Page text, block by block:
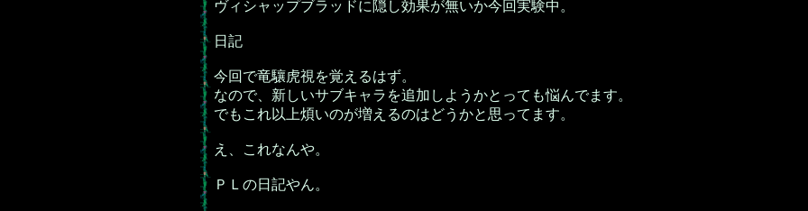
ヴィシャップブラッドに隠し効果が無いか今回実験中。
日記
今回で竜驤虎視を覚えるはず。
なので、新しいサブキャラを追加しようかとっても悩んでます。
でもこれ以上煩いのが増えるのはどうかと思ってます。
え、これなんや。
ＰＬの日記やん。